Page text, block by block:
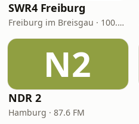
SWR4 Freiburg
Freiburg im Breisgau · 100.2 FM
N2
NDR 2
Hamburg · 87.6 FM